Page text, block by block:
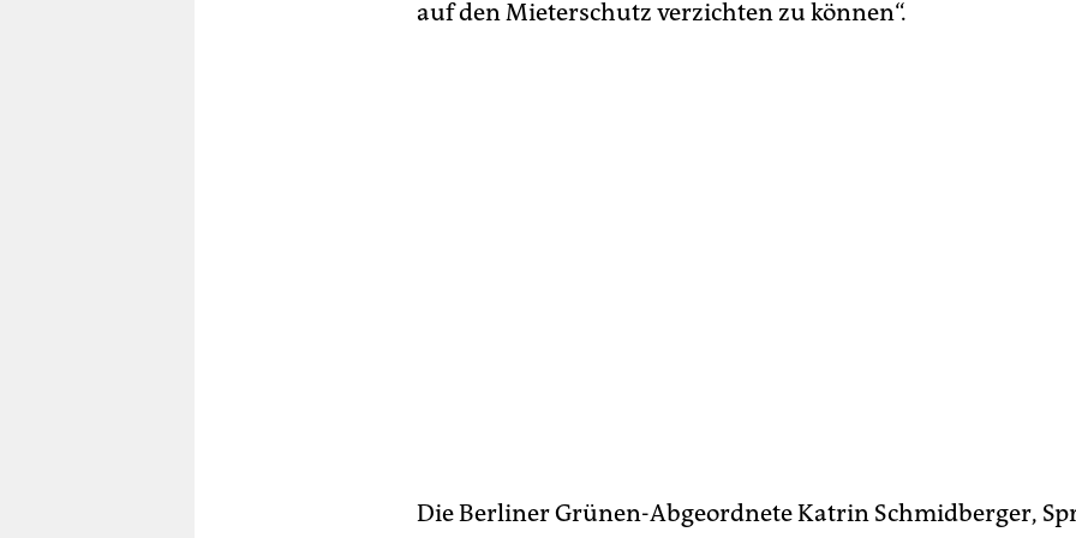
auf den Mieterschutz verzichten zu können“.
Die Berliner Grünen-Abgeordnete Katrin Schmidberger,